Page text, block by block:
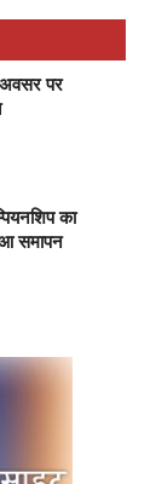
अवसर पर
का
समापन